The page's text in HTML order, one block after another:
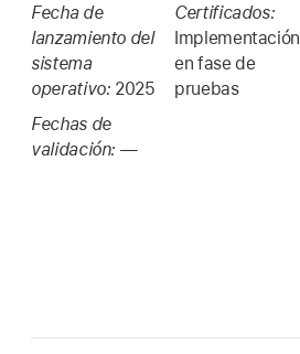
Fecha de
lanzamiento del
sistema
operativo: 2025
Fechas de
validación: —
Certificados:
Implementación
en fase de
pruebas